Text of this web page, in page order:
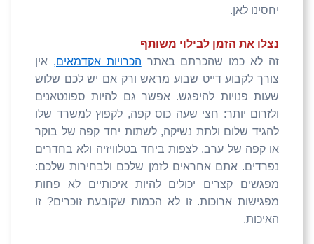
יחסינו לאן.
נצלו את הזמן לבילוי משותף
זה לא כמו שהכרתם באתר הכרויות אקדמאים, אין
צורך לקבוע דייט שבוע מראש ורק אם יש לכם שלוש
שעות פנויות להיפגש. אפשר גם להיות ספונטאנים
ולזרום יותר: חצי שעה כוס קפה, לקפוץ למשרד שלו
להגיד שלום ולתת נשיקה, לשתות יחד קפה של בוקר
או קפה של ערב, לצפות ביחד בטלוויזיה ולא בחדרים
נפרדים. אתם אחראים לזמן שלכם ולבחירות שלכם:
מפגשים קצרים יכולים להיות איכותיים לא פחות
מפגישות ארוכות. זו לא הכמות שקובעת זוכרים? זו
האיכות.